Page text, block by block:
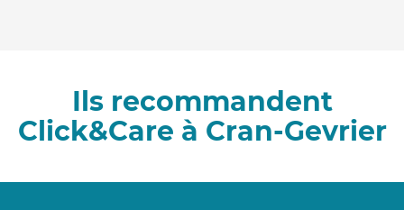
Ils recommandent
Click&Care à Cran-Gevrier